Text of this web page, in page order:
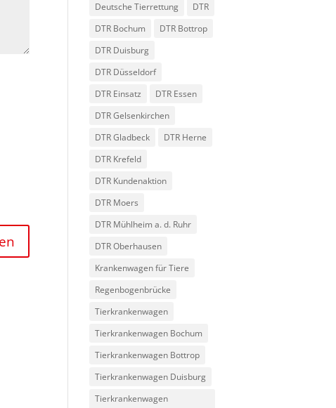
Deutsche Tierrettung
DTR
DTR Bochum
DTR Bottrop
DTR Duisburg
DTR Düsseldorf
DTR Einsatz
DTR Essen
DTR Gelsenkirchen
DTR Gladbeck
DTR Herne
DTR Krefeld
DTR Kundenaktion
DTR Moers
DTR Mühlheim a. d. Ruhr
DTR Oberhausen
Krankenwagen für Tiere
Regenbogenbrücke
Tierkrankenwagen
Tierkrankenwagen Bochum
Tierkrankenwagen Bottrop
Tierkrankenwagen Duisburg
Tierkrankenwagen